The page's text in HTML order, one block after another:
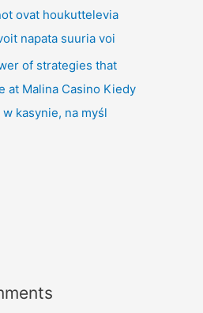
ovat houkuttelevia
napata suuria voi
of strategies that
at Malina Casino Kiedy
kasynie, na myśl